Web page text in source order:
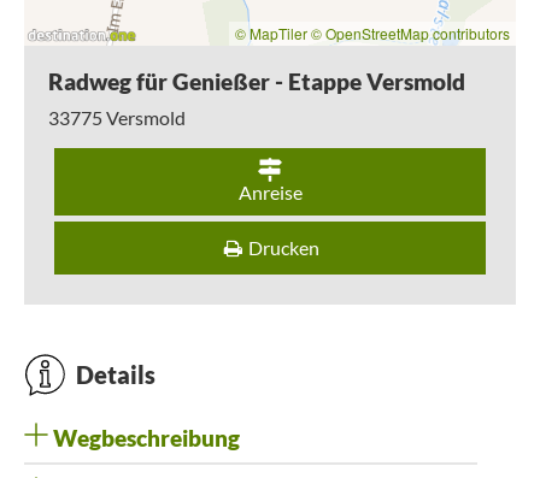
© MapTiler© OpenStreetMap contributors
Radweg für Genießer - Etappe Versmold
33775Versmold
Anreise
Drucken
Details
Wegbeschreibung